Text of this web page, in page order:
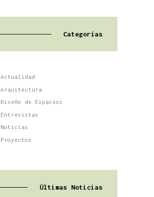
Categorías
Actualidad
Arquitectura
Diseño de Espacios
Entrevistas
Noticias
Proyectos
Últimas Noticias